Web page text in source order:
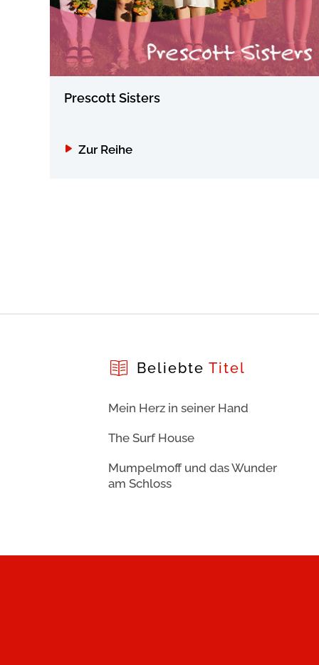
Prescott Sisters
Zur Reihe
Beliebte Titel
Mein Herz in seiner Hand
The Surf House
Mumpelmoff und das Wunder
am Schloss